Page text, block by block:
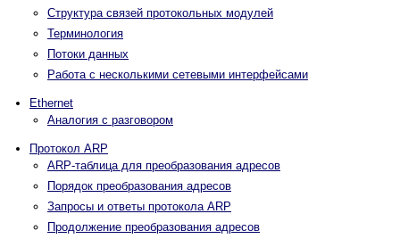
Структура связей протокольных модулей
Терминология
Потоки данных
Работа с несколькими сетевыми интерфейсами
Ethernet
Аналогия с разговором
Протокол ARP
ARP-таблица для преобразования адресов
Порядок преобразования адресов
Запросы и ответы протокола ARP
Продолжение преобразования адресов